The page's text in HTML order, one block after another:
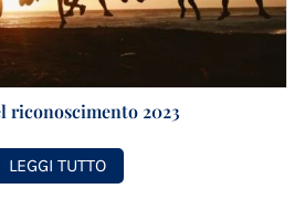
riconoscimento 2023
LEGGI TUTTO